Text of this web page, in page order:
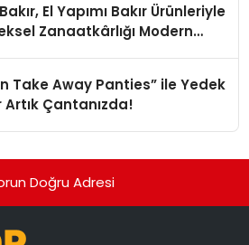
El Yapımı Bakır Ürünleriyle
Zanaatkârlığı Modern
Take Away Panties” ile Yedek
Artık Çantanızda!
Doğru Adresi